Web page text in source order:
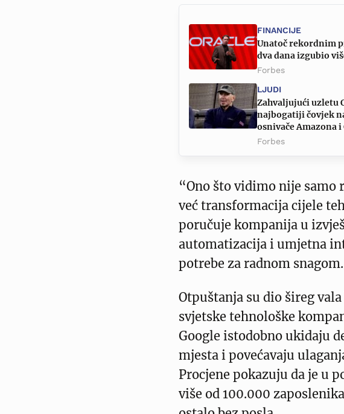
FINANCIJE
Unatoč rekordnim
dva dana izgubio
Forbes
LJUDI
Zahvaljujući uzletu
najbogatiji čovjek
osnivače Amazona i
Forbes
“Ono što vidimo nije samo
već transformacija cijele
poručuje kompanija u
automatizacija i umjetna
potrebe za radnom snagom.
Otpuštanja su dio šireg
svjetske tehnološke
Google istodobno ukidaju
mjesta i povećavaju
Procjene pokazuju da je u
više od 100.000